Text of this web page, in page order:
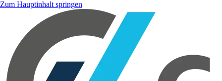
Zum Hauptinhalt springen